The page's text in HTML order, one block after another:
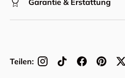
Garantie & Erstattung
Teilen: